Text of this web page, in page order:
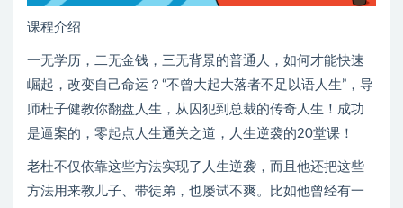
课程介绍
一无学历，二无金钱，三无背景的普通人，如何才能快速
崛起，改变自己命运？“不曾大起大落者不足以语人生”，导
师杜子健教你翻盘人生，从囚犯到总裁的传奇人生！成功
是逼案的，零起点人生通关之道，人生逆袭的20堂课！
老杜不仅依靠这些方法实现了人生逆袭，而且他还把这些
方法用来教儿子、带徒弟，也屡试不爽。比如他曾经有一